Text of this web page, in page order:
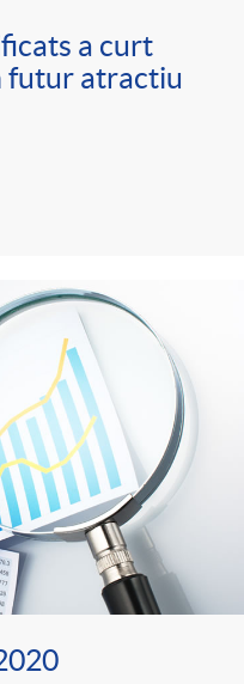
a curt
futur atractiu